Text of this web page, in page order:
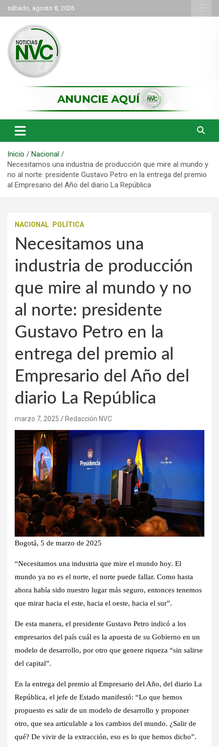
Saltar
al
contenido
sábado, agosto 8, 2026
NVC Noticias
Inicio
Nacional
Necesitamos una industria de producción que mire al mundo y
no al norte: presidente Gustavo Petro en la entrega del premio
al Empresario del Año del diario La República
NACIONAL POLÍTICA
Necesitamos una
industria de producción
que mire al mundo y no
al norte: presidente
Gustavo Petro en la
entrega del premio al
Empresario del Año del
diario La República
marzo 7, 2025 Redacción NVC
Bogotá, 5 de marzo de 2025
“Necesitamos una industria que mire el mundo hoy. El
mundo ya no es el norte, el norte puede fallar. Como hasta
ahora había sido nuestro lugar más seguro, entonces tenemos
que mirar hacia el este, hacia el oeste, hacia el sur”.
De esta manera, el presidente Gustavo Petro indicó a los
empresarios del país cuál es la apuesta de su Gobierno en un
modelo de desarrollo, por otro que genere riqueza “sin salirse
del capital”.
En la entrega del premio al Empresario del Año, del diario La
República, el jefe de Estado manifestó: “Lo que hemos
propuesto es salir de un modelo de desarrollo y proponer
otro, que sea articulable a los cambios del mundo. ¿Salir de
qué? De vivir de la extracción, eso es lo que hemos dicho”.